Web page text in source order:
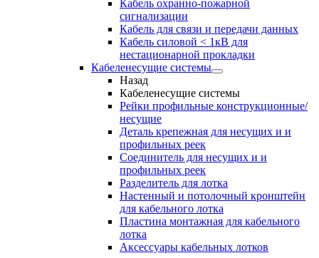
Кабель охранно-пожарной
сигнализации
Кабель для связи и передачи данных
Кабель силовой < 1кВ для
нестационарной прокладки
Кабеленесущие системы
Назад
Кабеленесущие системы
Рейки профильные конструкционные/
несущие
Деталь крепежная для несущих и и
профильных реек
Соединитель для несущих и и
профильных реек
Разделитель для лотка
Настенный и потолочный кронштейн
для кабельного лотка
Пластина монтажная для кабельного
лотка
Аксессуары кабельных лотков